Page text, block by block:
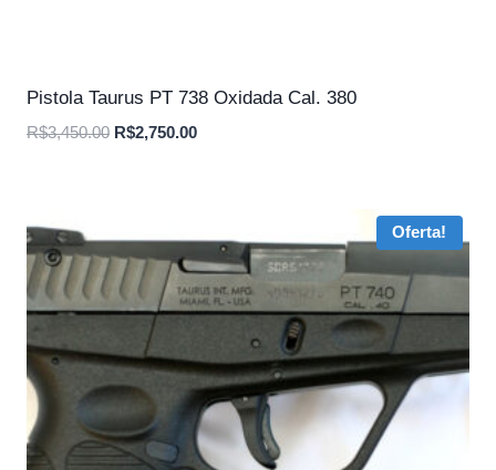
Pistola Taurus PT 738 Oxidada Cal. 380
R$3,450.00 O
R$2,750.00O
Oferta!